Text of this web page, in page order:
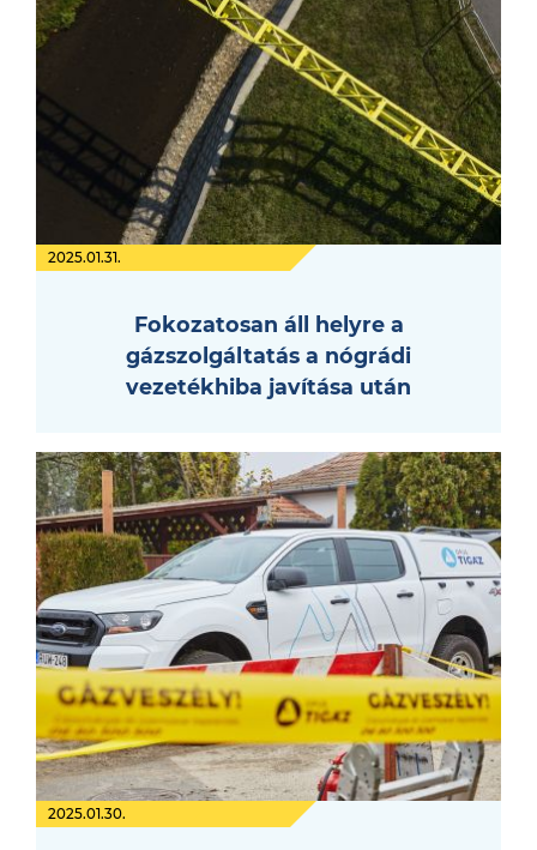
2025.01.31.
Fokozatosan áll helyre a
gázszolgáltatás a nógrádi
vezetékhiba javítása után
2025.01.30.